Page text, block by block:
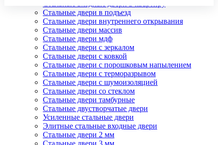
Стальные двери в подъезд
Стальные двери внутреннего открывания
Стальные двери массив
Стальные двери мдф
Стальные двери с зеркалом
Стальные двери с ковкой
Стальные двери с порошковым напылением
Стальные двери с терморазрывом
Стальные двери с шумоизоляцией
Стальные двери со стеклом
Стальные двери тамбурные
Стальные двустворчатые двери
Усиленные стальные двери
Элитные стальные входные двери
Стальные двери 2 мм
Стальные двери 3 мм
использования систем аналитики (например,
Яндекс.Метрика), в соответствии с нашейПолитикой
обработки персональных данных.
Если вы не хотите, чтобы ваши данные обрабатывались,
настройте ограничения в браузере или покиньте сайт.